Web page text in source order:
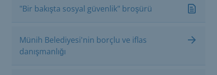
"Bir bakışta sosyal güvenlik" broşürü
Münih Belediyesi'nin borçlu ve iflas
danışmanlığı